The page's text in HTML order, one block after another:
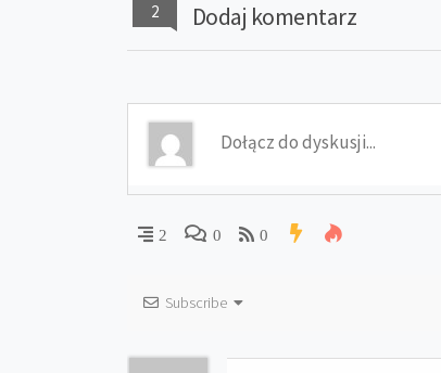
2 Dodaj komentarz
2 0 0
Subscribe